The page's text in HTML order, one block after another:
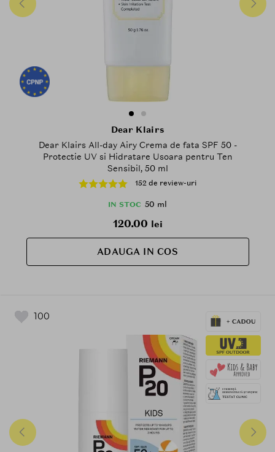
Dear Klairs
Dear Klairs All-day Airy Crema de fata SPF 50 -
Protectie UV si Hidratare Usoara pentru Ten
Sensibil, 50 ml
152 de review-uri
IN STOC 50 ml
120.00 lei
ADAUGA IN COS
100